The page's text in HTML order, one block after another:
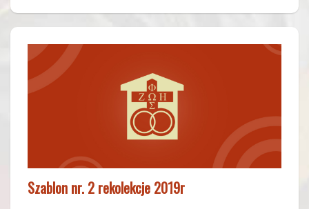
Szablon nr. 2 rekolekcje 2019r